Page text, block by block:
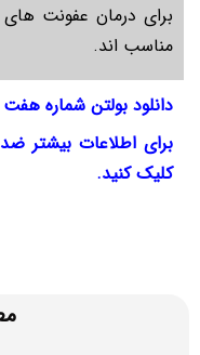
برای درمان عفونت های
مناسب اند.
دانلود بولتن شماره هفت
برای اطلاعات بیشتر
کلیک کنید.